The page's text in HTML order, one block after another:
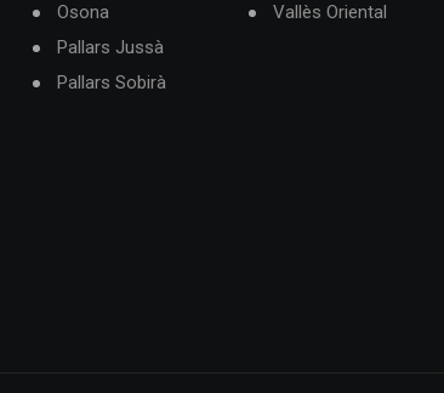
Osona
Pallars Jussà
Pallars Sobirà
Vallès Oriental